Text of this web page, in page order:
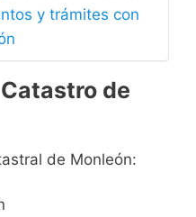
y trámites con
de
de Monleón: